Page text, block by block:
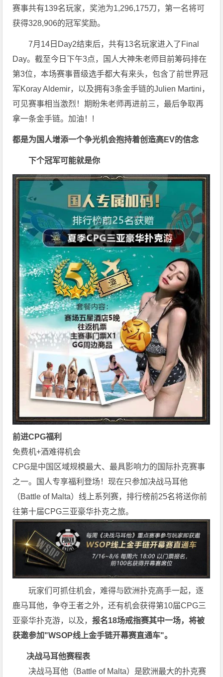
赛事共有139名玩家，奖池为1,296,175刀，第一名将可
获得328,906的冠军奖励。
7月14日Day2结束后，共有13名玩家进入了Final
Day。截至今日下午3点，国人大神朱老师目前筹码排在
第3位，本场赛事晋级选手都大有来头，包含了前世界冠
军Koray Aldemir，以及拥有3条金手链的Julien Martini，
可见赛事相当激烈！期盼朱老师再进前三，最后争取再
拿一条金手链。加油！!
都是为国人增添一个争光机会抱持着创造高EV的信念
下个冠军可能就是你
前进CPG福利
免费机+酒难得机会
CPG是中国区域规模最大、最具影响力的国际扑克赛事
之一。国人专享福利登场！现在只参加决战马耳他
（Battle of Malta）线上系列赛，排行榜前25名将送你前
往第十届CPG三亚豪华扑克之旅。
玩家们可抓住机会，难得与欧洲扑克高手一起，逐
鹿马耳他，争夺王者之外，还有机会获得第10届CPG三
亚豪华扑克游，以及，报名18场戒指赛其中一场，将被
获邀参加"WSOP线上金手链开幕赛直通车"。
决战马耳他赛程表
决战马耳他（Battle of Malta）是欧洲最大的扑克赛